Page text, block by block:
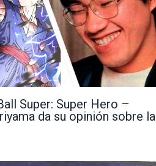
Super: Super Hero –
da su opinión sobre la